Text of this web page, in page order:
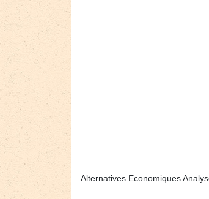
Alternatives Economiques